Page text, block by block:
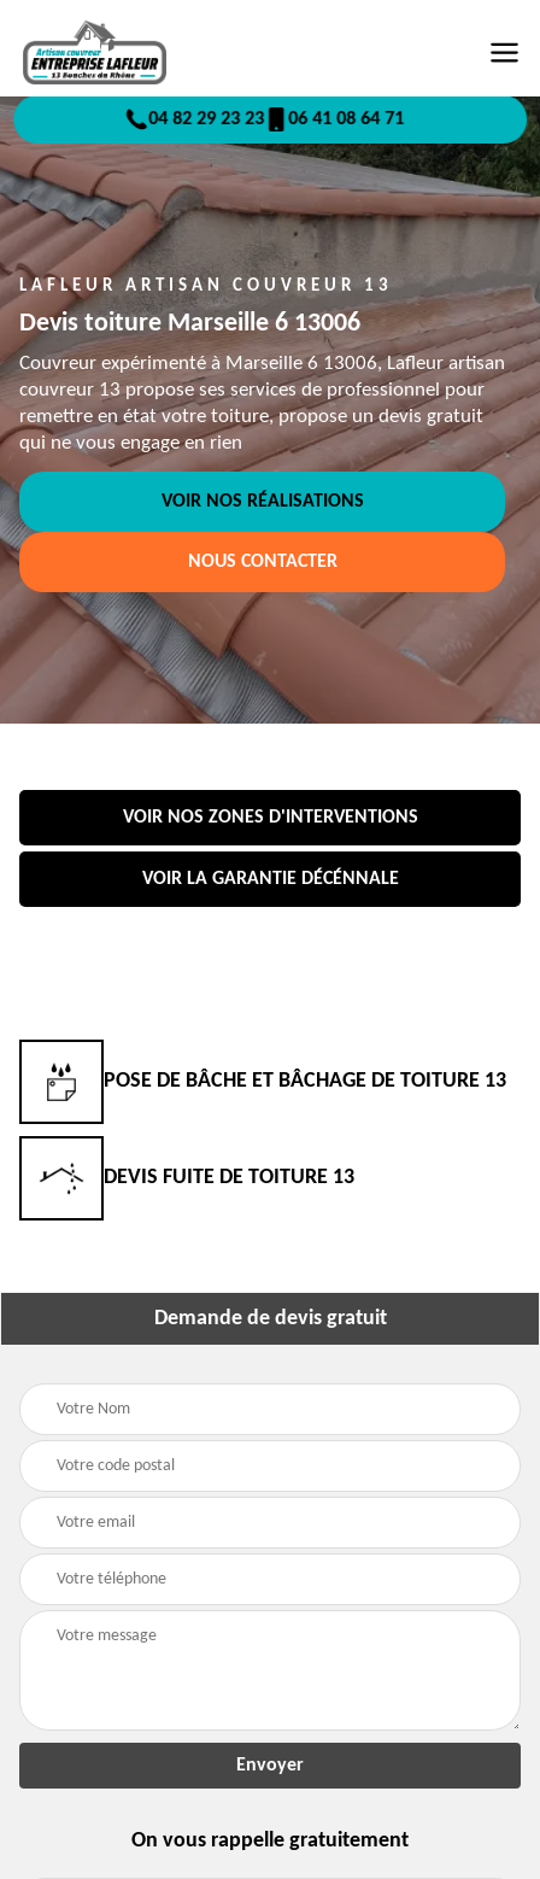
04 82 29 23 23 06 41 08 64 71
LAFLEUR ARTISAN COUVREUR 13
Devis toiture Marseille 6 13006
Couvreur expérimenté à Marseille 6 13006, Lafleur artisan
couvreur 13 propose ses services de professionnel pour
remettre en état votre toiture, propose un devis gratuit
qui ne vous engage en rien
VOIR NOS RÉALISATIONS
NOUS CONTACTER
VOIR NOS ZONES D'INTERVENTIONS
VOIR LA GARANTIE DÉCÉNNALE
POSE DE BÂCHE ET BÂCHAGE DE TOITURE 13
DEVIS FUITE DE TOITURE 13
Demande de devis gratuit
On vous rappelle gratuitement